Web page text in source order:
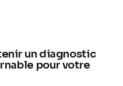
un diagnostic
pour votre